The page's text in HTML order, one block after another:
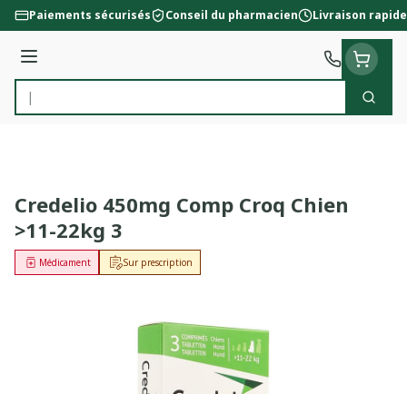
Aller au contenu
Paiements sécurisés Conseil du pharmacien Livraison rapide
Menu
Rechercher
Credelio 450mg Comp Croq Chien
>11-22kg 3
Sur prescription
Médicament